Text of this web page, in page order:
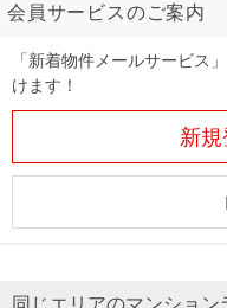
会員サービスのご案内
「新着物件メールサービス
けます！
新規